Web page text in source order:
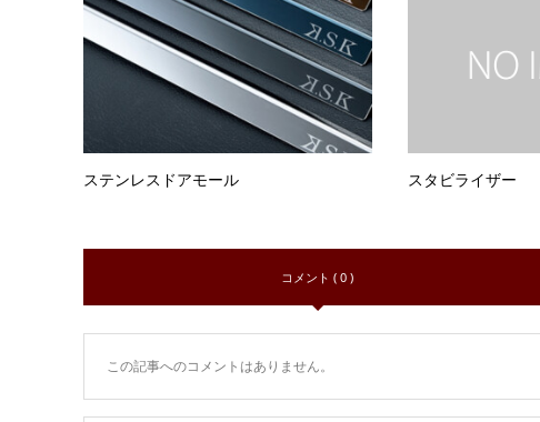
ステンレスドアモール スタビライザー
コメント ( 0 )
この記事へのコメントはありません。